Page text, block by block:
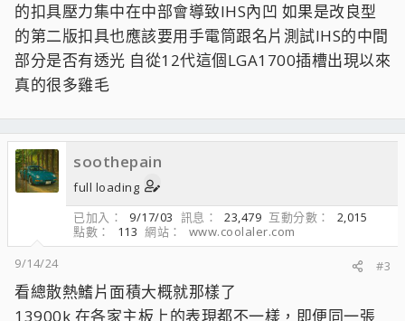
的扣具壓力集中在中部會導致IHS內凹 如果是改良型
的第二版扣具也應該要用手電筒跟名片測試IHS的中間
部分是否有透光 自從12代這個LGA1700插槽出現以來
真的很多雞毛
soothepain
full loading
已加入
9/17/03 訊息 23,479 互動分數
2,015
點數
113 網站
www.coolaler.com
9/14/24
#3
看總散熱鰭片面積大概就那樣了
13900k 在各家主板上的表現都不一樣，即便同一張